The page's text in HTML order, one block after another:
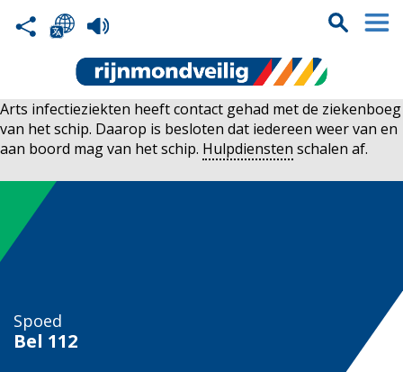
Arts infectieziekten heeft contact gehad met de ziekenboeg
van het schip. Daarop is besloten dat iedereen weer van en
aan boord mag van het schip. Hulpdiensten schalen af.
Spoed
Bel 112